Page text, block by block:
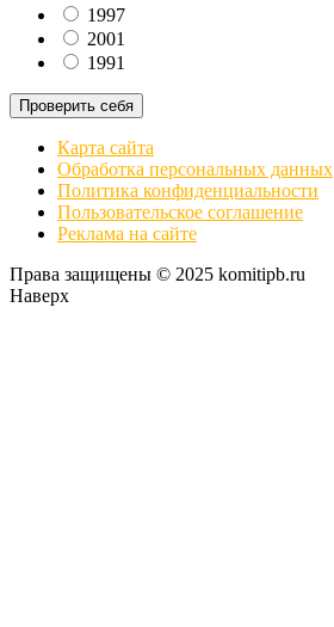
1997
2001
1991
Проверить себя
Карта сайта
Обработка персональных данных
Политика конфиденциальности
Пользовательское соглашение
Реклама на сайте
Права защищены © 2025 komitipb.ru
Наверх